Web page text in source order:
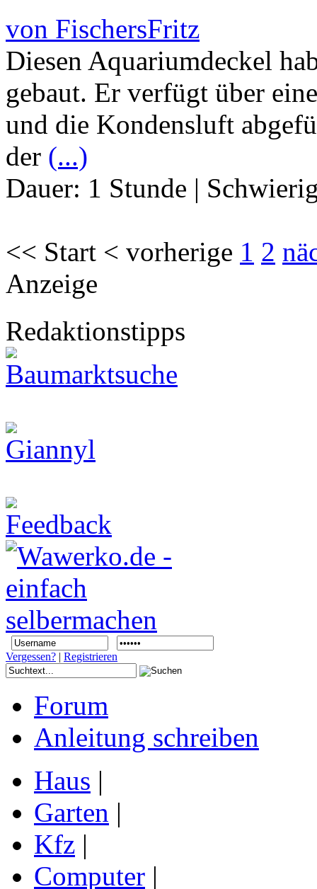
von FischersFritz
Diesen Aquariumdeckel
gebaut. Er verfügt über
und die Kondensluft
der (...)
Dauer: 1 Stunde |
<< Start < vorherige 1 2
Anzeige
Redaktionstipps
Vergessen? | Registrieren
Forum
Anleitung schreiben
Haus |
Garten |
Kfz |
Computer |